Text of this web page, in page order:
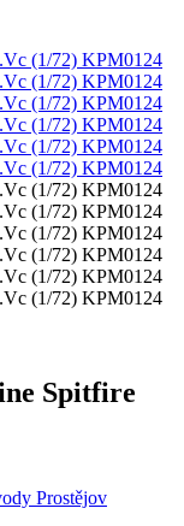
Spitfire
Prostějov